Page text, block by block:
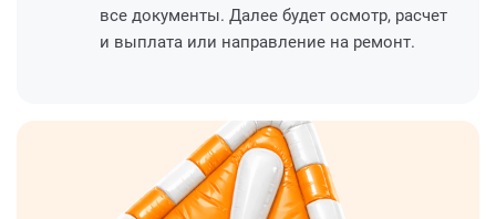
все документы. Далее будет осмотр, расчет
и выплата или направление на ремонт.